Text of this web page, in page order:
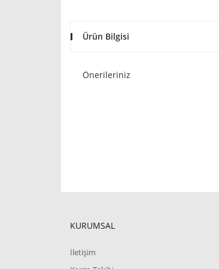
Ürün Bilgisi
Önerileriniz
KURUMSAL
İletişim